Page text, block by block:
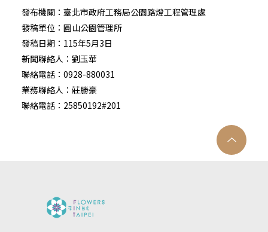
發布機關：臺北市政府工務局公園路燈工程管理處
發稿單位：圓山公園管理所
發稿日期：115年5月3日
新聞聯絡人：劉玉華
聯絡電話：0928-880031
業務聯絡人：莊勝豪
聯絡電話：25850192#201